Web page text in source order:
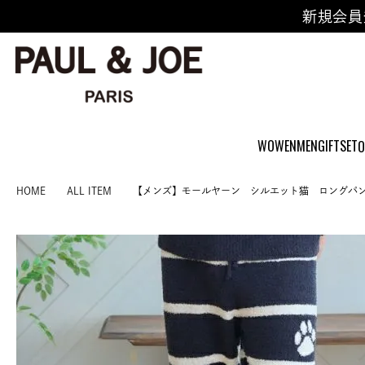
WOWENMENGIFTSET
新規会
HOME ALL ITEM 【メンズ】モールヤーン シルエット猫 ロングパ